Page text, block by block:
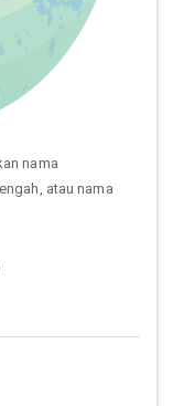
nama
atau nama